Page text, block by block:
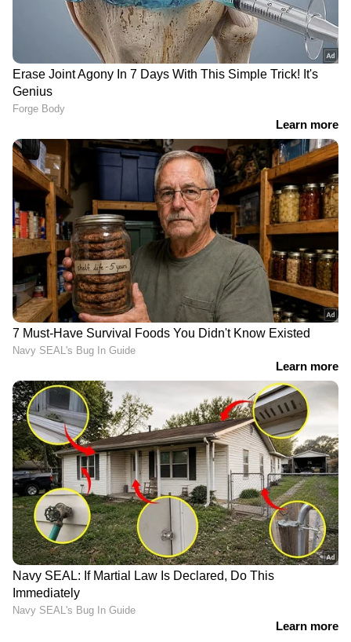
പാർട്ടിയായ യു.എസ്.ഡി.പി നേതാക്കൾ
അവകാശപ്പെടുന്നത്. പ്രായാധിക്യം മൂലം ഇനി
അവർക്ക് രാഷ്ട്രീയത്തിൽ സജീവമാകാൻ
കഴിയില്ലെന്നും അവർ വാദിക്കുന്നു.